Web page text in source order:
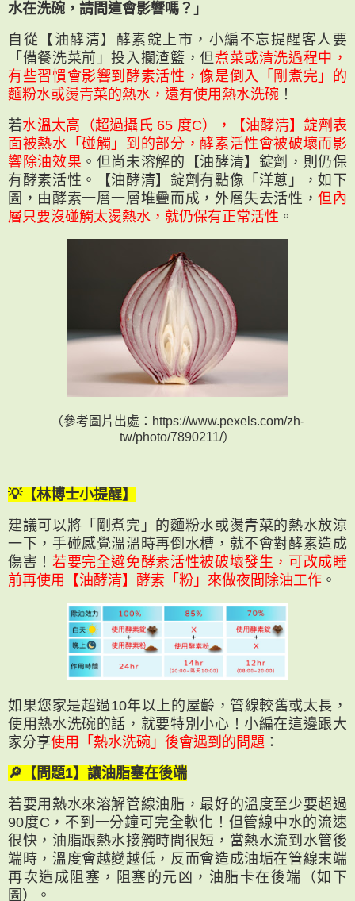
水在洗碗，請問這會影響嗎？ 」
自從【油酵清】酵素錠上市，小編不忘提醒客人要
「備餐洗菜前」投入攔渣籃，但煮菜或清洗過程中，
有些習慣會影響到酵素活性，像是倒入「剛煮完」的
麵粉水或燙青菜的熱水，還有使用熱水洗碗 ！
若水溫太高（超過攝氏 65 度C），【油酵清】錠劑表
面被熱水「碰觸」到的部分，酵素活性會被破壞而影
響除油效果 。但尚未溶解的【油酵清】錠劑，則仍保
有酵素活性。【油酵清】錠劑有點像「洋蔥」，如下
圖，由酵素一層一層堆疊而成，外層失去活性，但內
層只要沒碰觸太燙熱水，就仍保有正常活性 。
​（參考圖片出處：https://www.pexels.com/zh-
tw/photo/7890211/）
💡【林博士小提醒】
建議可以將「剛煮完」的麵粉水或燙青菜的熱水放涼
一下，手碰感覺溫溫時再倒水槽，就不會對酵素造成
傷害！ 若要完全避免酵素活性被破壞發生，可改成睡
前再使用【油酵清】酵素「粉」來做夜間除油工作 。
如果您家是超過10年以上的屋齡，管線較舊或太長，
使用熱水洗碗的話，就要特別小心！小編在這邊跟大
家分享使用「熱水洗碗」後會遇到的問題 ：
🔎【問題1】讓油脂塞在後端
若要用熱水來溶解管線油脂，最好的溫度至少要超過
90度C，不到一分鐘可完全軟化！但管線中水的流速
很快，油脂跟熱水接觸時間很短，當熱水流到水管後
端時，溫度會越變越低，反而會造成油垢在管線末端
再次造成阻塞，阻塞的元凶，油脂卡在後端（如下
圖）。